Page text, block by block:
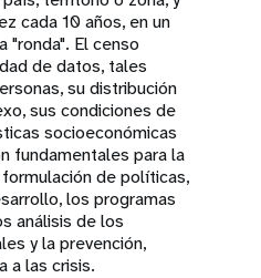
cada 10 años, en un
"ronda". El censo
de datos, tales
su distribución
sus condiciones de
socioeconómicas
fundamentales para la
de políticas,
los programas
análisis de los
y la prevención,
a las crisis.